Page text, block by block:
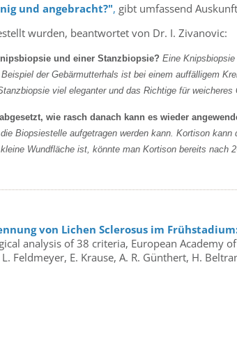
und angebracht?", gibt umfassend
wurden, beantwortet von Dr. I. Zivanovic:
und einer Stanzbiopsie? Eine
der Gebärmutterhals ist bei einem auffälligem
viel eleganter und das Richtige für weicheres
wie rasch danach kann es wieder
Biopsiestelle aufgetragen werden kann. Kortison kann
Wundfläche ist, könnte man Kortison bereits nach
von Lichen Sclerosus im
analysis of 38 criteria, European Academy
Feldmeyer, E. Krause, A. R. Günthert, H.